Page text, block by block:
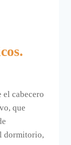
el cabecero
que
dormitorio,